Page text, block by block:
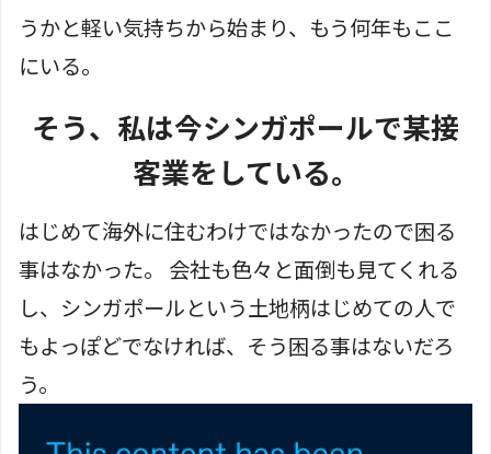
うかと軽い気持ちから始まり、もう何年もここ
にいる。
そう、私は今シンガポールで某接
客業をしている。
はじめて海外に住むわけではなかったので困る
事はなかった。 会社も色々と面倒も見てくれる
し、シンガポールという土地柄はじめての人で
もよっぽどでなければ、そう困る事はないだろ
う。